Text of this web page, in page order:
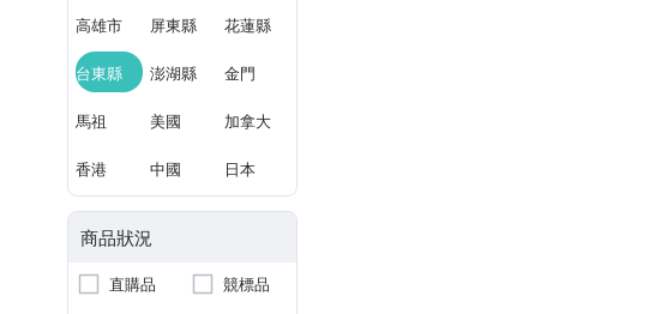
高雄市 屏東縣 花蓮縣
台東縣 澎湖縣 金門
馬祖 美國 加拿大
香港 中國 日本
商品狀況
直購品
競標品